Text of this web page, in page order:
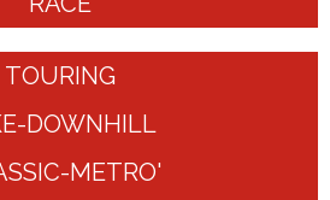
TOURING
DOWNHILL
METRO'